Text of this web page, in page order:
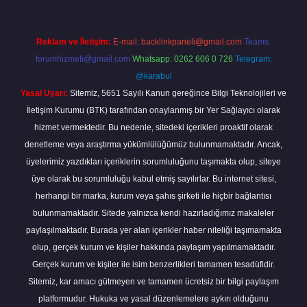
Reklam ve İletişim: E-mail: backlinkpaneli@gmail.com Teams:
forumhizmeti@gmail.com Whatsapp: 0262 606 0 726 Telegram:
@karabul
Yasal Uyarı: Sitemiz, 5651 Sayılı Kanun gereğince Bilgi Teknolojileri ve
İletişim Kurumu (BTK) tarafından onaylanmış bir Yer Sağlayıcı olarak
hizmet vermektedir. Bu nedenle, sitedeki içerikleri proaktif olarak
denetleme veya araştırma yükümlülüğümüz bulunmamaktadır. Ancak,
üyelerimiz yazdıkları içeriklerin sorumluluğunu taşımakta olup, siteye
üye olarak bu sorumluluğu kabul etmiş sayılırlar. Bu internet sitesi,
herhangi bir marka, kurum veya şahıs şirketi ile hiçbir bağlantısı
bulunmamaktadır. Sitede yalnızca kendi hazırladığımız makaleler
paylaşılmaktadır. Burada yer alan içerikler haber niteliği taşımamakta
olup, gerçek kurum ve kişiler hakkında paylaşım yapılmamaktadır.
Gerçek kurum ve kişiler ile isim benzerlikleri tamamen tesadüfidir.
Sitemiz, kar amacı gütmeyen ve tamamen ücretsiz bir bilgi paylaşım
platformudur. Hukuka ve yasal düzenlemelere aykırı olduğunu